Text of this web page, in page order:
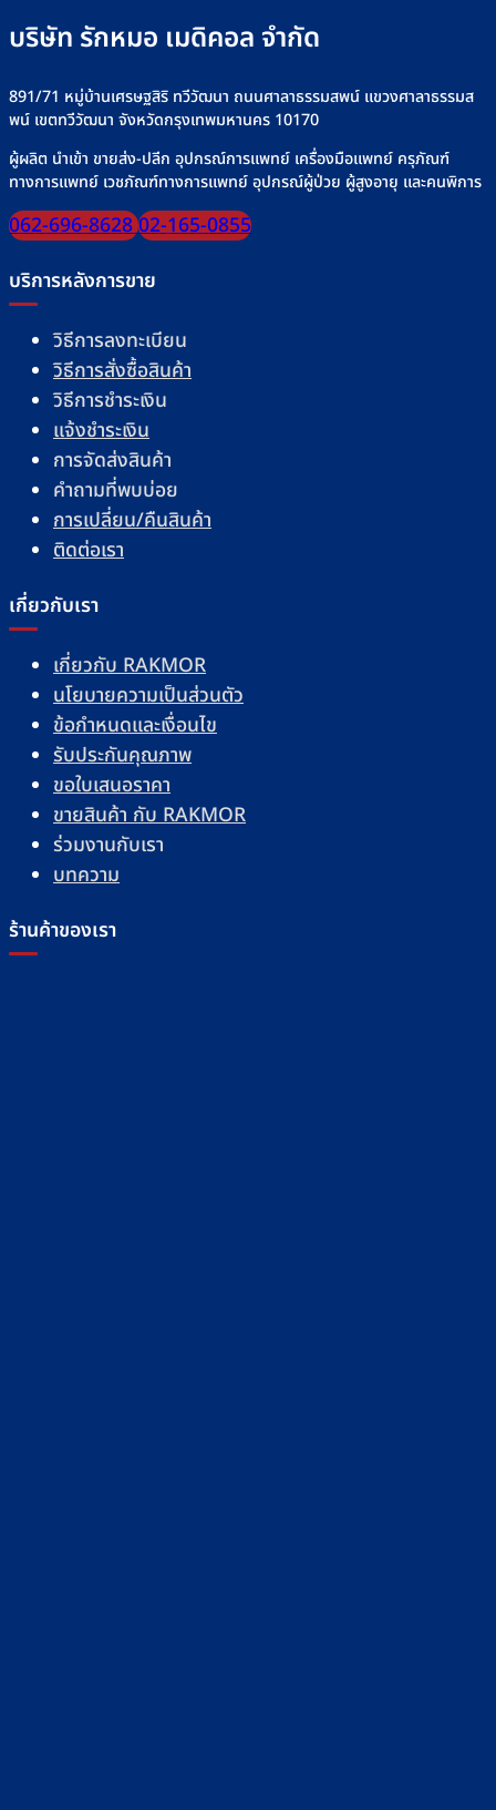
บริษัท รักหมอ เมดิคอล จำกัด
891/71 หมู่บ้านเศรษฐสิริ ทวีวัฒนา ถนนศาลาธรรมสพน์ แขวงศาลาธรรมส
พน์ เขตทวีวัฒนา จังหวัดกรุงเทพมหานคร 10170
ผู้ผลิต นำเข้า ขายส่ง-ปลีก อุปกรณ์การแพทย์ เครื่องมือแพทย์ ครุภัณฑ์
ทางการแพทย์ เวชภัณฑ์ทางการแพทย์ อุปกรณ์ผู้ป่วย ผู้สูงอายุ และคนพิการ
062-696-862802-165-0855
บริการหลังการขาย
วิธีการลงทะเบียน
วิธีการสั่งซื้อสินค้า
วิธีการชำระเงิน
แจ้งชำระเงิน
การจัดส่งสินค้า
คำถามที่พบบ่อย
การเปลี่ยน/คืนสินค้า
ติดต่อเรา
เกี่ยวกับเรา
เกี่ยวกับ RAKMOR
นโยบายความเป็นส่วนตัว
ข้อกำหนดและเงื่อนไข
รับประกันคุณภาพ
ขอใบเสนอราคา
ขายสินค้า กับ RAKMOR
ร่วมงานกับเรา
บทความ
ร้านค้าของเรา